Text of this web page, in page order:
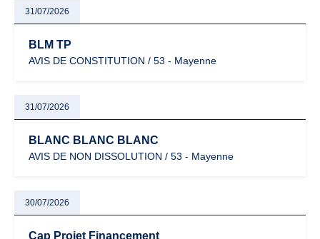
31/07/2026
BLM TP
AVIS DE CONSTITUTION / 53 - Mayenne
31/07/2026
BLANC BLANC BLANC
AVIS DE NON DISSOLUTION / 53 - Mayenne
30/07/2026
Cap Projet Financement